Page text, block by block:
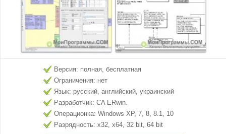
Версия: полная, бесплатная
Ограничения: нет
Язык: русский, английский, украинский
Разработчик: CA ERwin.
Операционка: Windows XP, 7, 8, 8.1, 10
Разрядность: x32, x64, 32 bit, 64 bit